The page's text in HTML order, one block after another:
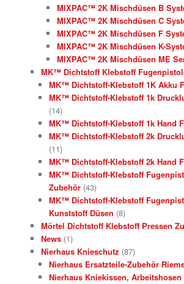
MIXPAC™ 2K Mischdüsen B
MIXPAC™ 2K Mischdüsen C
MIXPAC™ 2K Mischdüsen F
MIXPAC™ 2K Mischdüsen K-
MIXPAC™ 2K Mischdüsen ME
MK™ Dichtstoff Klebstoff
MK™ Dichtstoff-Klebstoff 1K Akku
MK™ Dichtstoff-Klebstoff 1k
(14)
MK™ Dichtstoff-Klebstoff 1k Hand
MK™ Dichtstoff-Klebstoff 2k
(11)
MK™ Dichtstoff-Klebstoff 2k Hand
MK™ Dichtstoff-Klebstoff
Zubehör (43)
MK™ Dichtstoff-Klebstoff
Kunststoff Düsen (8)
Mörtel Dichtstoff Klebstoff Pressen
News (1)
Nierhaus Knieschutz (87)
Nierhaus Ersatzteile-Zubehör
Nierhaus Kniekissen,